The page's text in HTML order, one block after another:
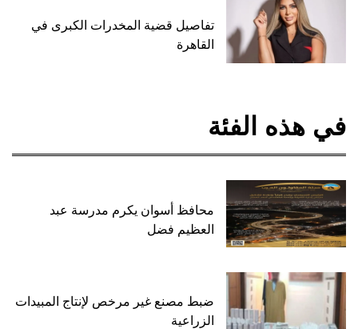
تفاصيل قضية المخدرات الكبرى في
القاهرة
في هذه الفئة
محافظ أسوان يكرم مدرسة عبد
العظيم فضل
ضبط مصنع غير مرخص لإنتاج المبيدات
الزراعية